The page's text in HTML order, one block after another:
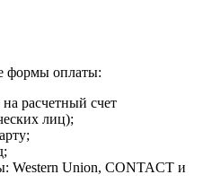
формы оплаты:
расчетный счет
лиц);
Western Union, CONTACT и